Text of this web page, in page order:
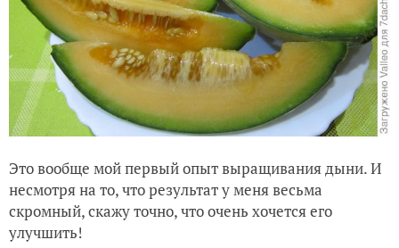
Это вообще мой первый опыт выращивания дыни. И
несмотря на то, что результат у меня весьма
скромный, скажу точно, что очень хочется его
улучшить!